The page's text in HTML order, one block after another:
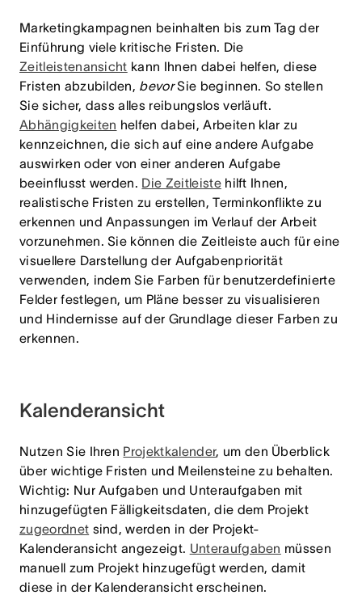
Marketingkampagnen beinhalten bis zum Tag der
Einführung viele kritische Fristen. Die
Zeitleistenansicht kann Ihnen dabei helfen, diese
Fristen abzubilden, bevorSie beginnen. So stellen
Sie sicher, dass alles reibungslos verläuft.
Abhängigkeiten helfen dabei, Arbeiten klar zu
kennzeichnen, die sich auf eine andere Aufgabe
auswirken oder von einer anderen Aufgabe
beeinflusst werden. Die Zeitleistehilft Ihnen,
realistische Fristen zu erstellen, Terminkonflikte zu
erkennen und Anpassungen im Verlauf der Arbeit
vorzunehmen. Sie können die Zeitleiste auch für eine
visuellere Darstellung der Aufgabenpriorität
verwenden, indem Sie Farben für benutzerdefinierte
Felder festlegen, um Pläne besser zu visualisieren
und Hindernisse auf der Grundlage dieser Farben zu
erkennen.
Kalenderansicht
Nutzen Sie Ihren Projektkalender, um den Überblick
über wichtige Fristen und Meilensteine zu behalten.
Wichtig: NurAufgaben und Unteraufgaben mit
hinzugefügten Fälligkeitsdaten, die dem Projekt
zugeordnet sind, werden in der Projekt-
Kalenderansicht angezeigt. Unteraufgaben müssen
manuell zum Projekt hinzugefügt werden, damit
diese in der Kalenderansicht erscheinen.